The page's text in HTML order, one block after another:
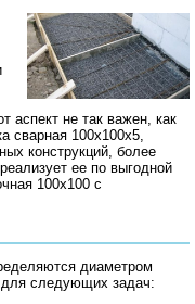
аспект не так важен, как
сварная 100х100х5,
конструкций, более
ее по выгодной
100х100 с
диаметром
следующих задач: